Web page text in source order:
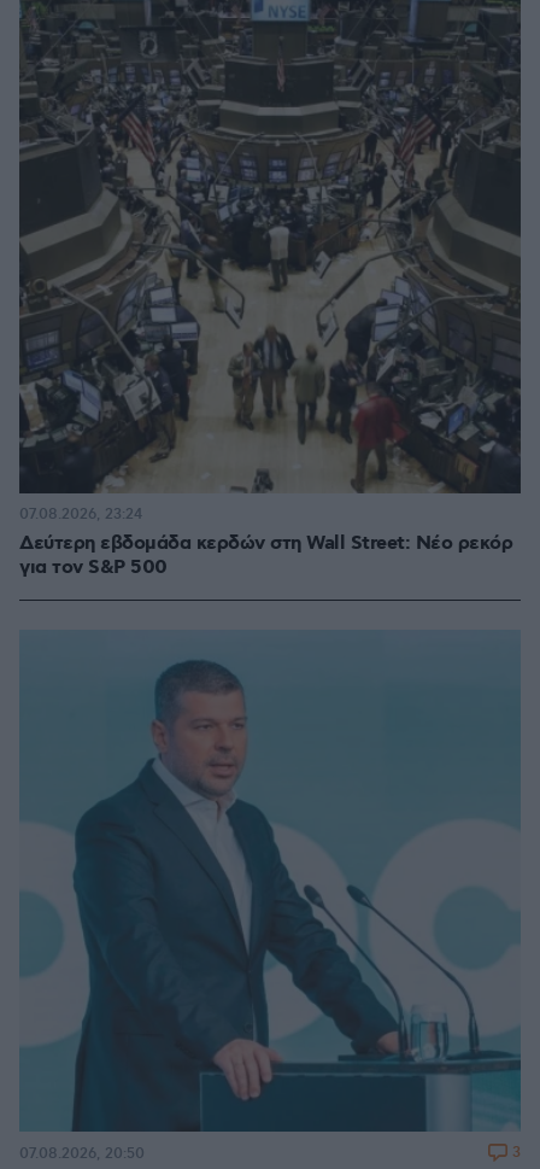
Δεύτερη εβδομάδα κερδών στη Wall Street: Νέο ρεκόρ
για τον S&P 500
07.08.2026, 23:24
07.08.2026, 20:50 3